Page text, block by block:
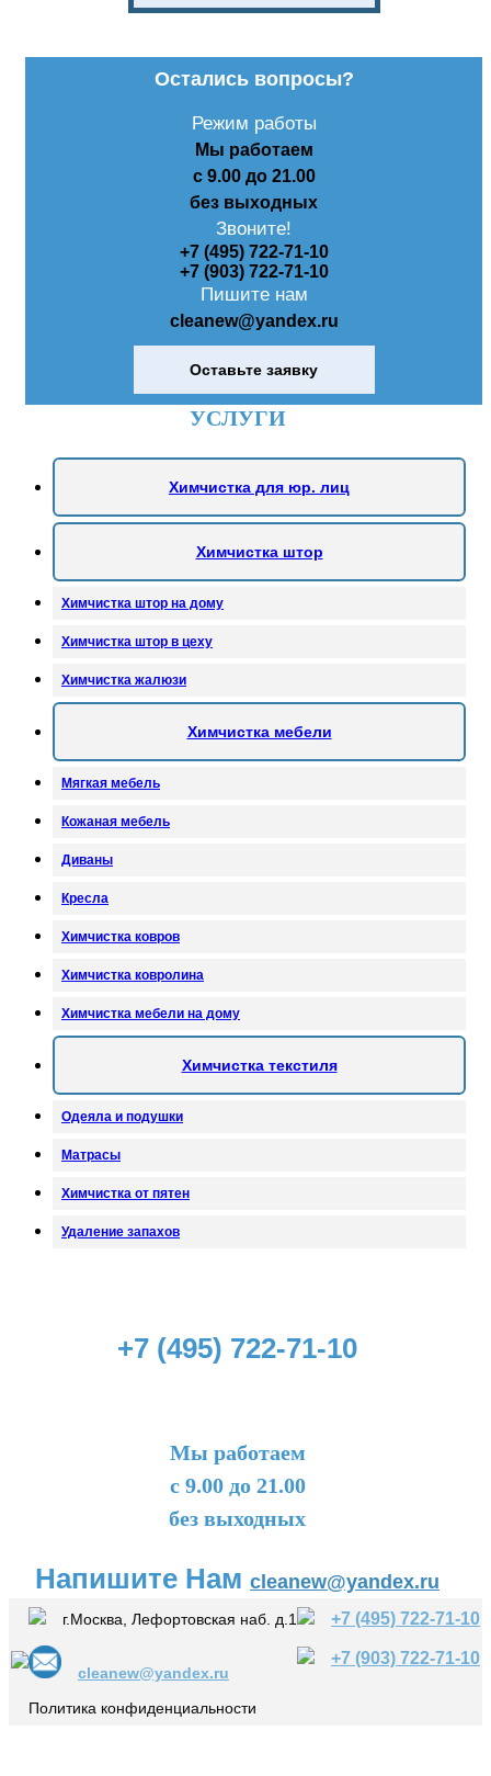
Остались вопросы?
Режим работы
Мы работаем
с 9.00 до 21.00
без выходных
Звоните!
+7 (495) 722-71-10
+7 (903) 722-71-10
Пишите нам
cleanew@yandex.ru
Оставьте заявку
УСЛУГИ
Химчистка для юр. лиц
Химчистка штор
Химчистка штор на дому
Химчистка штор в цеху
Химчистка жалюзи
Химчистка мебели
Мягкая мебель
Кожаная мебель
Диваны
Кресла
Химчистка ковров
Химчистка ковролина
Химчистка мебели на дому
Химчистка текстиля
Одеяла и подушки
Матрасы
Химчистка от пятен
Удаление запахов
+7 (495) 722-71-10
Мы работаем
с 9.00 до 21.00
без выходных
Напишите Нам cleanew@yandex.ru
г.Москва, Лефортовская наб. д.1
cleanew@yandex.ru
Политика конфиденциальности
+7 (495) 722-71-10
+7 (903) 722-71-10